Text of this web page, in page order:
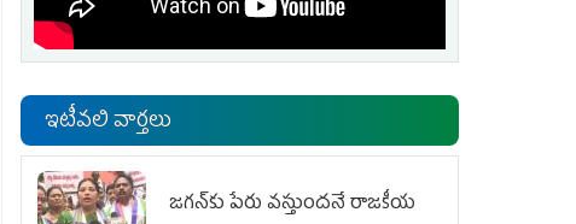
ఇటీవలి వార్తలు
జగన్‌కు పేరు వస్తుందనే రాజకీయ